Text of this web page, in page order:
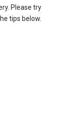
Please try
tips below.